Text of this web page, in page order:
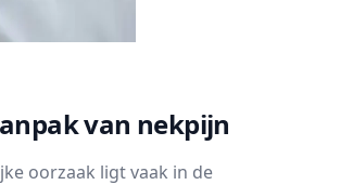
van nekpijn
oorzaak ligt vaak in de